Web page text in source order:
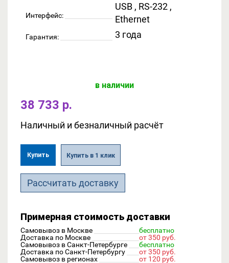
Интерфейс:
USB , RS-232 ,
Ethernet
Гарантия: 3 года
в наличии
38 733 р.
Наличный и безналичный расчёт
Купить Купить в 1 клик
Рассчитать доставку
Примерная стоимость доставки
Самовывоз в Москве
бесплатно
Доставка по Москве
от 350 руб.
Самовывоз в Санкт-Петербурге
бесплатно
Доставка по Санкт-Петербургу
от 350 руб.
Самовывоз в регионах
от 120 руб.